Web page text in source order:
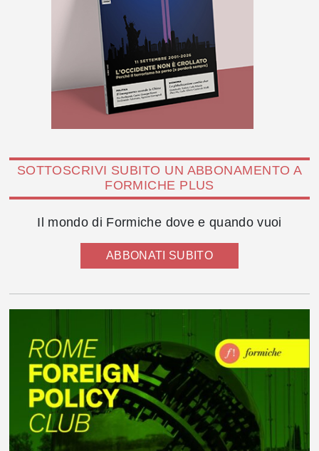
SOTTOSCRIVI SUBITO UN ABBONAMENTO A
FORMICHE PLUS
Il mondo di Formiche dove e quando vuoi
ABBONATI SUBITO